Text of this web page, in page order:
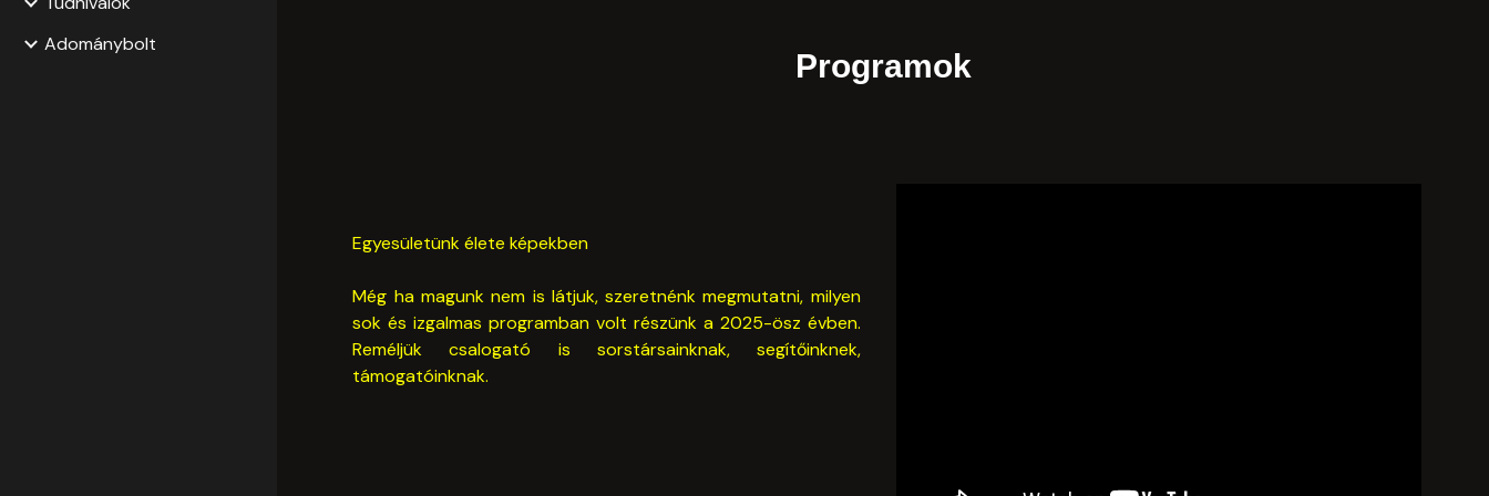
Adománybolt
Programok
Egyesületünk élete képekben
Még ha magunk nem is látjuk, szeretnénk megmutatni, milyen
sok és izgalmas programban volt részünk a 2025-ösz évben.
Reméljük csalogató is sorstársainknak, segítőinknek,
támogatóinknak.